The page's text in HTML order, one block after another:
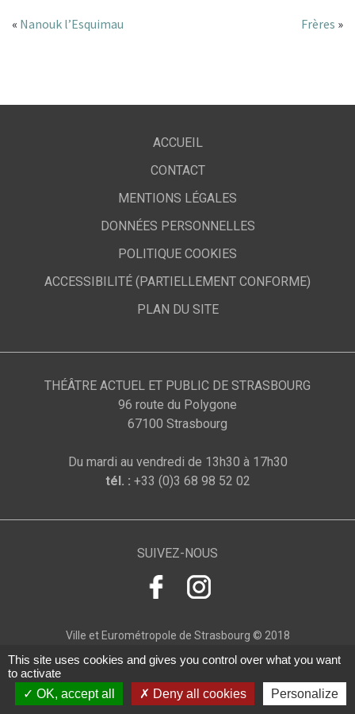
« Nanouk l’Esquimau Frères »
ACCUEIL
CONTACT
MENTIONS LÉGALES
DONNÉES PERSONNELLES
POLITIQUE COOKIES
ACCESSIBILITÉ (PARTIELLEMENT CONFORME)
PLAN DU SITE
THÉÂTRE ACTUEL ET PUBLIC DE STRASBOURG
96 route du Polygone
67100 Strasbourg
Du mardi au vendredi de 13h30 à 17h30
tél. : +33 (0)3 68 98 52 02
SUIVEZ-NOUS
Ville et Eurométropole de Strasbourg © 2018
This site uses cookies and gives you control over what you want
to activate
OK, accept all
Deny all cookies Personalize